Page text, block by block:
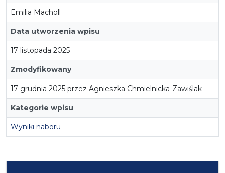
Emilia Macholl
Data utworzenia wpisu
17 listopada 2025
Zmodyfikowany
17 grudnia 2025 przez Agnieszka Chmielnicka-Zawiślak
Kategorie wpisu
Wyniki naboru